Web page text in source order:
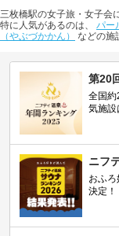
三枚橋駅の女子旅・女子会
特に人気があるのは、 パー
（やぶづかかん）
などの施
第20
全国約
気施
ニフ
おふ
決定！